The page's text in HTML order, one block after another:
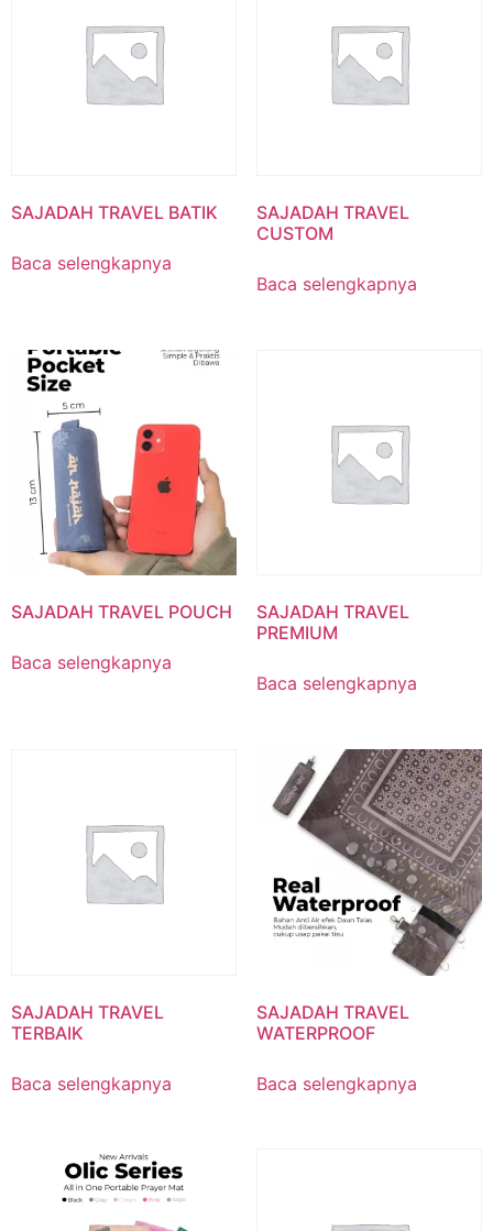
SAJADAH TRAVEL BATIK
Baca selengkapnya
SAJADAH TRAVEL
CUSTOM
Baca selengkapnya
SAJADAH TRAVEL POUCH
Baca selengkapnya
SAJADAH TRAVEL
PREMIUM
Baca selengkapnya
SAJADAH TRAVEL
TERBAIK
Baca selengkapnya
SAJADAH TRAVEL
WATERPROOF
Baca selengkapnya